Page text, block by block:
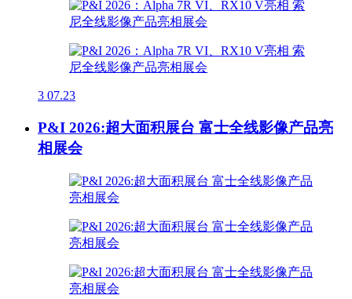
3 07.23
P&I 2026:超大面积展台 富士全线影像产品亮
相展会